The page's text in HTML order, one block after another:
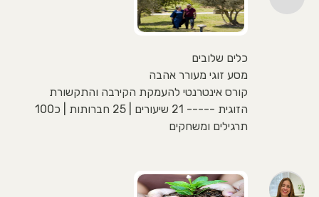
כלים שלובים
מסע זוגי מעורר אהבה
קורס אינטרנטי להעמקת הקירבה והתקשורת
הזוגית ----- 21 שיעורים | 25 חברותות | כ100
תרגילים ומשחקים